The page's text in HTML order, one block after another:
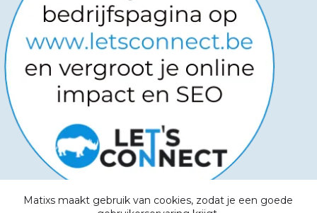
Matixs maakt gebruik van cookies, zodat je een goede